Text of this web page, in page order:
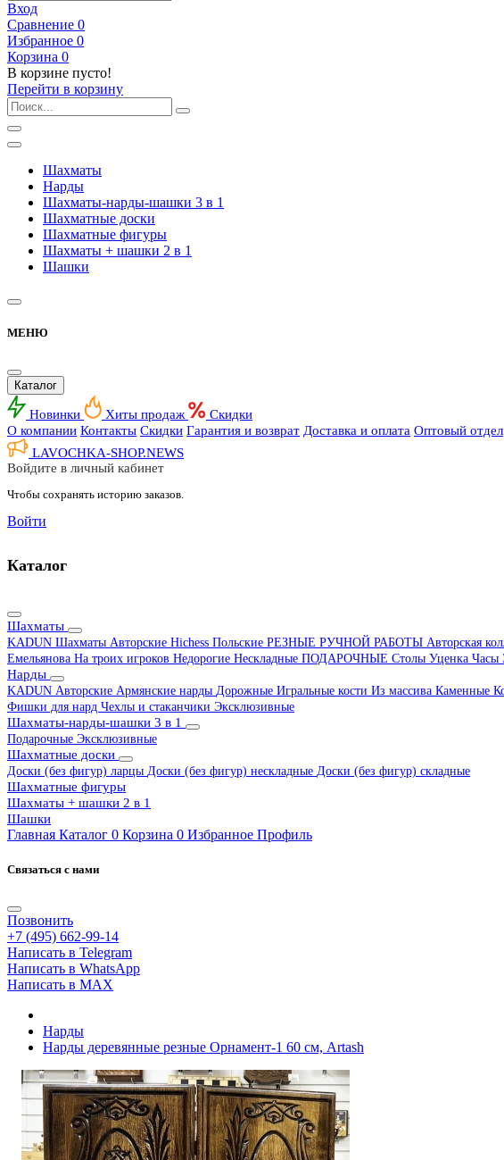
Вход
Сравнение 0
Избранное 0
Корзина 0
В корзине пусто!
Перейти в корзину
Шахматы
Нарды
Шахматы-нарды-шашки 3 в 1
Шахматные доски
Шахматные фигуры
Шахматы + шашки 2 в 1
Шашки
МЕНЮ
Каталог
Новинки Хиты продаж
Скидки
О компании Контакты Скидки Гарантия и возврат Доставка и оплата Оптовый отдел
LAVOCHKA-SHOP.NEWS
Войдите в личный кабинет
Чтобы сохранять историю заказов.
Войти
Каталог
Шахматы
KADUN Шахматы Авторские Hichess Польские РЕЗНЫЕ РУЧНОЙ РАБОТЫ Авторская
Емельянова На троих игроков Недорогие Нескладные ПОДАРОЧНЫЕ Столы Уценка Часы
Нарды
KADUN Авторские Армянские нарды Дорожные Игральные кости Из массива Каменные
Фишки для нард Чехлы и стаканчики Эксклюзивные
Шахматы-нарды-шашки 3 в 1
Подарочные Эксклюзивные
Шахматные доски
Доски (без фигур) ларцы Доски (без фигур) нескладные Доски (без фигур) складные
Шахматные фигуры
Шахматы + шашки 2 в 1
Шашки
Главная Каталог 0 Корзина 0 Избранное Профиль
Связаться с нами
Позвонить
+7 (495) 662-99-14
Написать в Telegram
Написать в WhatsApp
Написать в MAX
Нарды
Нарды деревянные резные Орнамент-1 60 см, Artash